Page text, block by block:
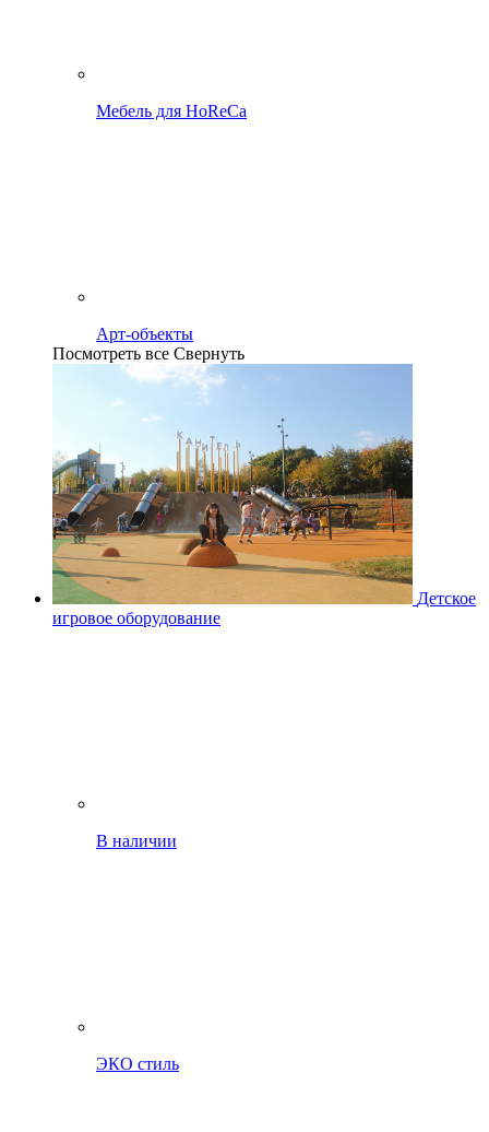
Мебель для HoReCa
Арт-объекты
Посмотреть все Свернуть
Детское
игровое оборудование
В наличии
ЭКО стиль